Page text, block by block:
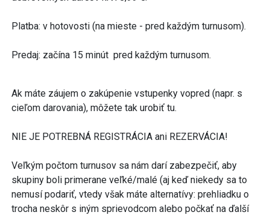
Platba: v hotovosti (na mieste - pred každým turnusom).
Predaj: začína 15 minút pred každým turnusom.
Ak máte záujem o zakúpenie vstupenky vopred (napr. s
cieľom darovania), môžete tak urobiť tu.
NIE JE POTREBNÁ REGISTRÁCIA ani REZERVÁCIA!
Veľkým počtom turnusov sa nám darí zabezpečiť, aby
skupiny boli primerane veľké/malé (aj keď niekedy sa to
nemusí podariť, vtedy však máte alternatívy: prehliadku o
trocha neskôr s iným sprievodcom alebo počkať na ďalší